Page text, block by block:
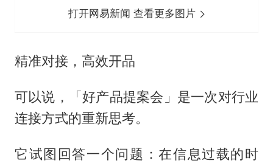
打开网易新闻 查看更多图片
精准对接，高效开品
可以说，「好产品提案会」是一次对行业
连接方式的重新思考。
它试图回答一个问题：在信息过载的时